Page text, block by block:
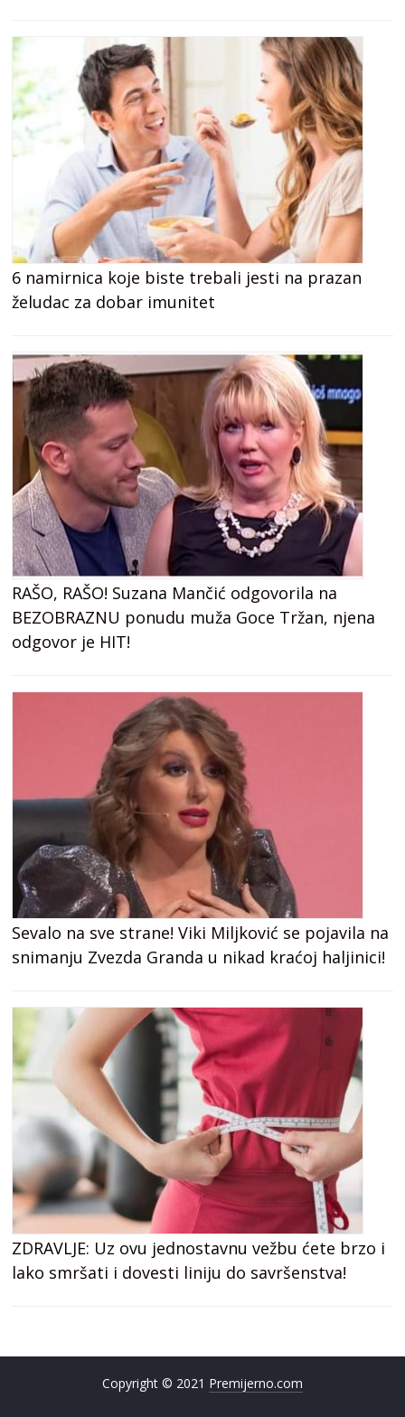
6 namirnica koje biste trebali jesti na prazan
želudac za dobar imunitet
RAŠO, RAŠO! Suzana Mančić odgovorila na
BEZOBRAZNU ponudu muža Goce Tržan, njena
odgovor je HIT!
Sevalo na sve strane! Viki Miljković se pojavila na
snimanju Zvezda Granda u nikad kraćoj haljinici!
ZDRAVLJE: Uz ovu jednostavnu vežbu ćete brzo i
lako smršati i dovesti liniju do savršenstva!
Copyright © 2021 Premijerno.com